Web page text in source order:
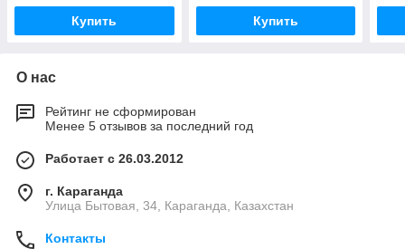
Купить Купить
О нас
Рейтинг не сформирован
Менее 5 отзывов за последний год
Работает с 26.03.2012
г. Караганда
Улица Бытовая, 34, Караганда, Казахстан
Контакты